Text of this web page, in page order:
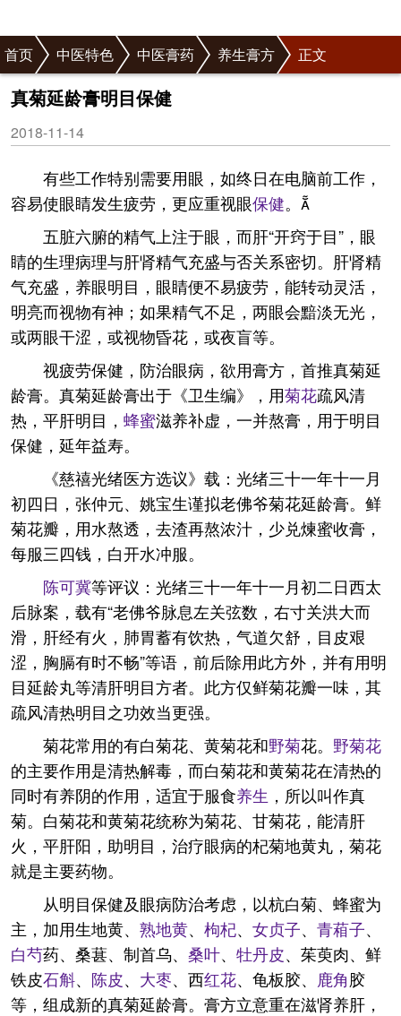
首页 中医特色 中医膏药 养生膏方 正文
真菊延龄膏明目保健
2018-11-14
有些工作特别需要用眼，如终日在电脑前工作，
容易使眼睛发生疲劳，更应重视眼保健。
五脏六腑的精气上注于眼，而肝“开窍于目”，眼
睛的生理病理与肝肾精气充盛与否关系密切。肝肾精
气充盛，养眼明目，眼睛便不易疲劳，能转动灵活，
明亮而视物有神；如果精气不足，两眼会黯淡无光，
或两眼干涩，或视物昏花，或夜盲等。
视疲劳保健，防治眼病，欲用膏方，首推真菊延
龄膏。真菊延龄膏出于《卫生编》，用菊花疏风清
热，平肝明目， 蜂蜜滋养补虚，一并熬膏，用于明目
保健，延年益寿。
《慈禧光绪医方选议》载：光绪三十一年十一月
初四日，张仲元、姚宝生谨拟老佛爷菊花延龄膏。鲜
菊花瓣，用水熬透，去渣再熬浓汁，少兑煉蜜收膏，
每服三四钱，白开水冲服。
陈可冀等评议：光绪三十一年十一月初二日西太
后脉案，载有“老佛爷脉息左关弦数，右寸关洪大而
滑，肝经有火，肺胃蓄有饮热，气道欠舒，目皮艰
涩，胸膈有时不畅”等语，前后除用此方外，并有用明
目延龄丸等清肝明目方者。此方仅鲜菊花瓣一味，其
疏风清热明目之功效当更强。
菊花常用的有白菊花、黄菊花和野菊花。 野菊花
的主要作用是清热解毒，而白菊花和黄菊花在清热的
同时有养阴的作用，适宜于服食养生 ，所以叫作真
菊。白菊花和黄菊花统称为菊花、甘菊花，能清肝
火，平肝阳，助明目，治疗眼病的杞菊地黄丸，菊花
就是主要药物。
从明目保健及眼病防治考虑，以杭白菊、蜂蜜为
主，加用生地黄、 熟地黄、 枸杞、 女贞子、 青葙子、
白芍药、桑葚、制首乌、 桑叶、 牡丹皮、茱萸肉、鲜
铁皮石斛、 陈皮、 大枣、西红花、龟板胶、 鹿角胶
等，组成新的真菊延龄膏。膏方立意重在滋肾养肝，